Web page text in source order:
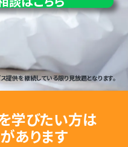
供を継続している限り見放題となります。
学びたい方は
あります